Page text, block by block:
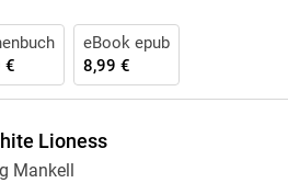
€
eBook epub
8,99 €
Lioness
Mankell